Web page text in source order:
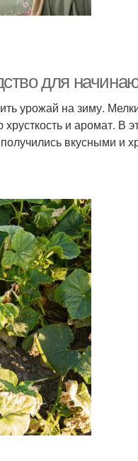
для
урожай на зиму.
и аромат. В
вкусными и